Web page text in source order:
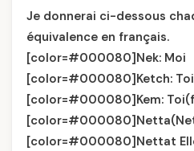
Je donnerai ci-dessous
équivalence en français.
[color=#000080]Nek: Moi
[color=#000080]Ketch:
[color=#000080]Kem:
[color=#000080]Nettat